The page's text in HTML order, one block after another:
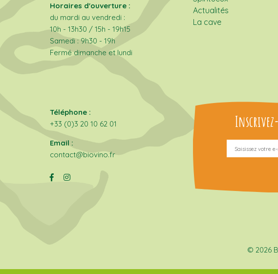
Horaires d'ouverture :
du mardi au vendredi :
10h - 13h30 / 15h - 19h15
Samedi : 9h30 - 19h
Fermé dimanche et lundi
Actualités
La cave
Téléphone :
+33 (0)3 20 10 62 01
Email :
contact@biovino.fr
© 2026